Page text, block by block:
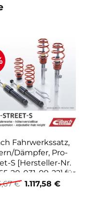
Fahrwerkssatz,
Dämpfer, Pro-
S [Hersteller-Nr.
20-031-09-22] für
€ Ursprünglicher
Preis
1.117,58 €